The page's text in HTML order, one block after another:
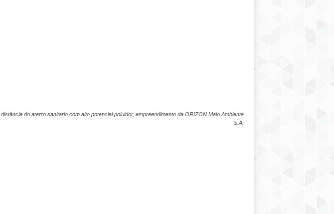
do aterro sanitario com alto potencial poluidor, empreendimento da ORIZON Meio Ambiente
S.A.